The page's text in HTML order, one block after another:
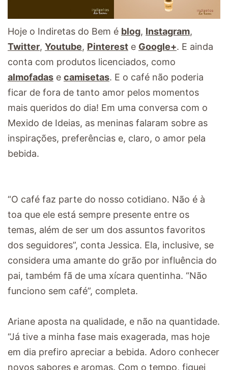
Hoje o Indiretas do Bem é blog, Instagram,
Twitter, Youtube, Pinterest e Google+. E ainda
conta com produtos licenciados, como
almofadas e camisetas. E o café não poderia
ficar de fora de tanto amor pelos momentos
mais queridos do dia! Em uma conversa com o
Mexido de Ideias, as meninas falaram sobre as
inspirações, preferências e, claro, o amor pela
bebida.
“O café faz parte do nosso cotidiano. Não é à
toa que ele está sempre presente entre os
temas, além de ser um dos assuntos favoritos
dos seguidores”, conta Jessica. Ela, inclusive, se
considera uma amante do grão por influência do
pai, também fã de uma xícara quentinha. “Não
funciono sem café”, completa.
Ariane aposta na qualidade, e não na quantidade.
“Já tive a minha fase mais exagerada, mas hoje
em dia prefiro apreciar a bebida. Adoro conhecer
novos sabores e aromas. Com o tempo, fiquei